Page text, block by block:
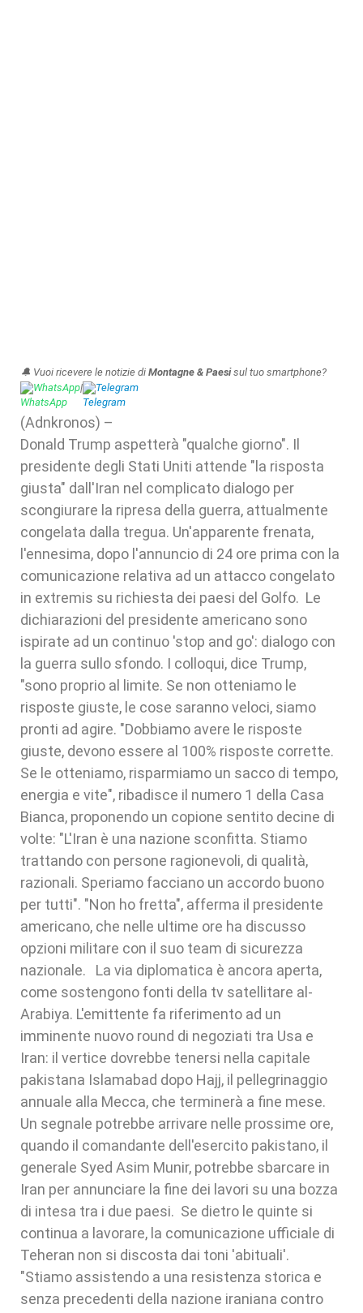
🔔 Vuoi ricevere le notizie di Montagne & Paesisul tuo smartphone?
WhatsApp| Telegram
(Adnkronos) –
Donald Trump aspetterà "qualche giorno". Il
presidente degli Stati Uniti attende "la risposta
giusta" dall'Iran nel complicato dialogo per
scongiurare la ripresa della guerra, attualmente
congelata dalla tregua. Un'apparente frenata,
l'ennesima, dopo l'annuncio di 24 ore prima con la
comunicazione relativa ad un attacco congelato
in extremis su richiesta dei paesi del Golfo. Le
dichiarazioni del presidente americano sono
ispirate ad un continuo 'stop and go': dialogo con
la guerra sullo sfondo. I colloqui, dice Trump,
"sono proprio al limite. Se non otteniamo le
risposte giuste, le cose saranno veloci, siamo
pronti ad agire. "Dobbiamo avere le risposte
giuste, devono essere al 100% risposte corrette.
Se le otteniamo, risparmiamo un sacco di tempo,
energia e vite", ribadisce il numero 1 della Casa
Bianca, proponendo un copione sentito decine di
volte: "L'Iran è una nazione sconfitta. Stiamo
trattando con persone ragionevoli, di qualità,
razionali. Speriamo facciano un accordo buono
per tutti". "Non ho fretta", afferma il presidente
americano, che nelle ultime ore ha discusso
opzioni militare con il suo team di sicurezza
nazionale. La via diplomatica è ancora aperta,
come sostengono fonti della tv satellitare al-
Arabiya. L'emittente fa riferimento ad un
imminente nuovo round di negoziati tra Usa e
Iran: il vertice dovrebbe tenersi nella capitale
pakistana Islamabad dopo Hajj, il pellegrinaggio
annuale alla Mecca, che terminerà a fine mese.
Un segnale potrebbe arrivare nelle prossime ore,
quando il comandante dell'esercito pakistano, il
generale Syed Asim Munir, potrebbe sbarcare in
Iran per annunciare la fine dei lavori su una bozza
di intesa tra i due paesi. Se dietro le quinte si
continua a lavorare, la comunicazione ufficiale di
Teheran non si discosta dai toni 'abituali'.
"Stiamo assistendo a una resistenza storica e
senza precedenti della nazione iraniana contro